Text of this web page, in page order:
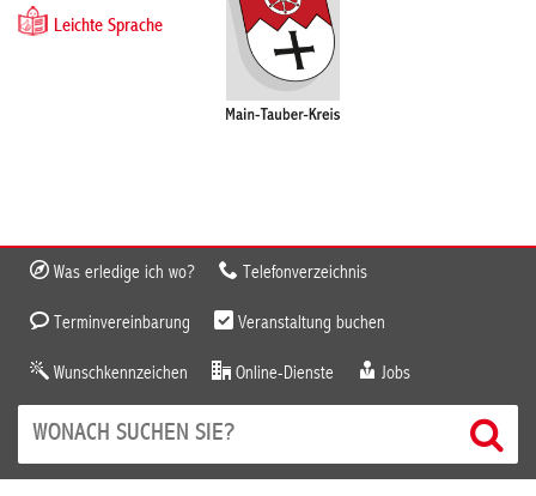
Leichte Sprache
Was erledige ich wo? Telefonverzeichnis
Terminvereinbarung Veranstaltung buchen
Wunschkennzeichen Online-Dienste Jobs